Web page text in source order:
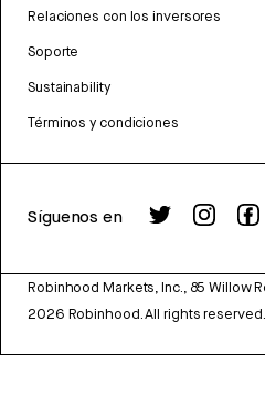
Relaciones con los inversores
Soporte
Sustainability
Términos y condiciones
Síguenos en
Robinhood Markets, Inc., 85 Willow
2026 Robinhood. All rights reserved.